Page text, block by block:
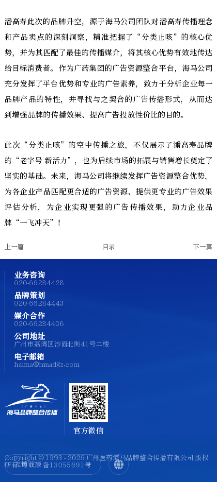
潘高寿此次的品牌升空，源于海马公司团队对潘高寿传播理念
和产品卖点的深刻洞察，精准把握了“分类止咳”的核心优
势，并为其匹配了最佳的传播媒介，将其核心优势有效地传达
给目标消费者。作为广药集团的广告资源整合平台，海马公司
充分发挥了平台优势和专业的广告素养，致力于分析企业每一
品牌产品的特性，并寻找与之契合的广告传播形式，从而达
到增强品牌的传播效果、提高广告投放性价比的目的。
此次“分类止咳”的空中传播之旅，不仅展示了潘高寿品牌
的“老字号 新活力”，也为后续市场的拓展与销售增长奠定了
坚实的基础。未来，海马公司将继续发挥广告资源整合优势，
为各企业产品匹配更合适的广告资源、提供更专业的广告效果
评估分析，为企业实现更强的广告传播效果，助力企业品
牌“一飞冲天”！
上一篇 目录 下一篇
业务咨询
020-66284428
品牌策划
020-66284443
媒介合作
020-66284406
公司地址
广州市荔湾区沙面北街41号二楼
电子邮箱
haima@hmadgz.com
官方微信
友情链接
Copyright © 1993 - 2026 广州医药海马品牌整合传播有限公司 版权
所有.粤 ICP 备13055691号